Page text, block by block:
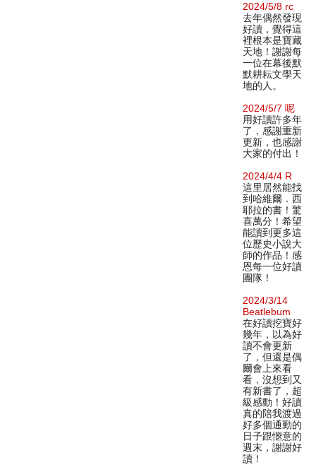
2024/5/8 rc
去年偶然發現
好讀，覺得這
裡根本是寶藏
天地！謝謝每
一位在幕後默
默耕耘文學天
地的人。
2024/5/7 呢
用好讀許多年
了，感謝重新
更新，也感謝
大家的付出！
2024/4/4 R
這里居然能找
到哈維爾．西
耶拉的書！驚
喜萬分！希望
能讀到更多這
位歷史小說大
師的作品！感
恩每一位好讀
團隊！
2024/3/14
Beatlebum
在好讀挖寶好
幾年，以為好
讀不會更新
了，但還是偶
爾會上來看
看，沒想到又
有新書了，超
級感動！好讀
真的陪我渡過
好多個通勤的
日子跟愜意的
週末，謝謝好
讀！